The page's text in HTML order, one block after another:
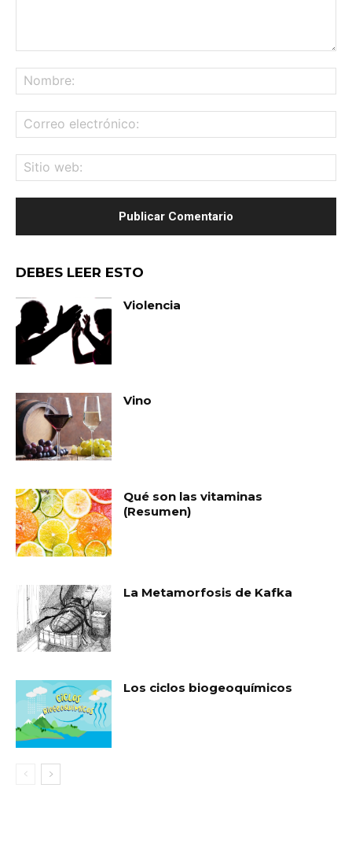
DEBES LEER ESTO
Violencia
Vino
Qué son las vitaminas
(Resumen)
La Metamorfosis de Kafka
Los ciclos biogeoquímicos